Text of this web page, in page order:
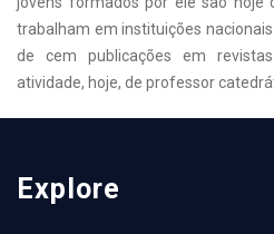
trabalham em instituições
de cem publicações em
atividade, hoje, de professor
Explore